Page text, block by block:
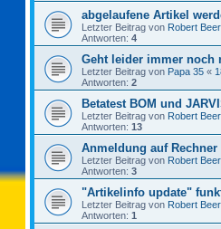
abgelaufene Artikel
Letzter Beitrag von Robert Beer
Antworten: 4
Geht leider immer noch
Letzter Beitrag von Papa 35 «
Antworten: 2
Betatest BOM und
Letzter Beitrag von Robert Beer
Antworten: 13
Anmeldung auf
Letzter Beitrag von Robert Beer
Antworten: 3
"Artikelinfo update"
Letzter Beitrag von Robert Beer
Antworten: 1